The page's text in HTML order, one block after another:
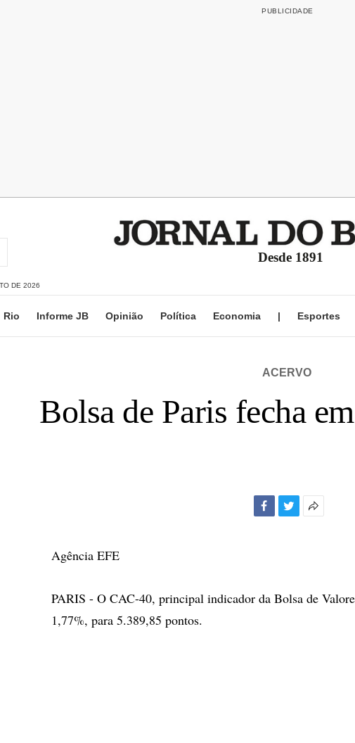
Desde 1891
DE 2026
Rio Informe JB Opinião Política Economia | Esportes
ACERVO
Bolsa de Paris fecha
Agência EFE
PARIS - O CAC-40, principal indicador da Bolsa de
1,77%, para 5.389,85 pontos.